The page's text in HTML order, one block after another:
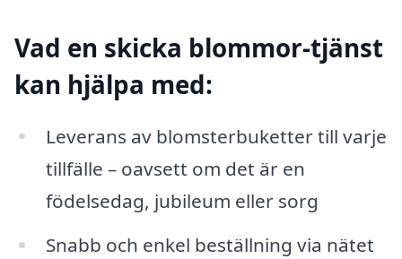
Vad en skicka blommor-tjänst
kan hjälpa med:
Leverans av blomsterbuketter till varje
tillfälle – oavsett om det är en
födelsedag, jubileum eller sorg
Snabb och enkel beställning via nätet